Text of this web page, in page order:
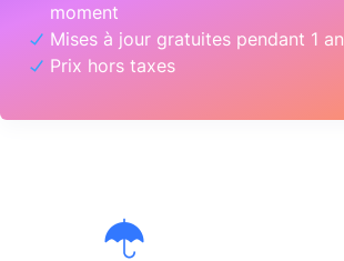
moment
Mises à jour gratuites pendant 1 an
Prix hors taxes